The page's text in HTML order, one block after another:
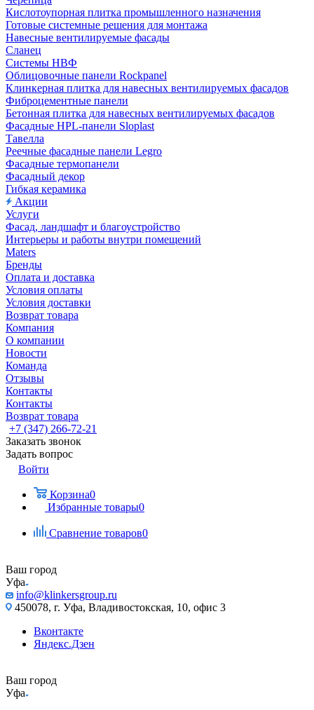
Кислотоупорная плитка промышленного назначения
Готовые системные решения для монтажа
Навесные вентилируемые фасады
Сланец
Системы НВФ
Облицовочные панели Rockpanel
Клинкерная плитка для навесных вентилируемых фасадов
Фиброцементные панели
Бетонная плитка для навесных вентилируемых фасадов
Фасадные HPL-панели Sloplast
Тавелла
Реечные фасадные панели Legro
Фасадные термопанели
Фасадный декор
Гибкая керамика
Акции
Услуги
Фасад, ландшафт и благоустройство
Интерьеры и работы внутри помещений
Maters
Бренды
Оплата и доставка
Условия оплаты
Условия доставки
Возврат товара
Компания
О компании
Новости
Команда
Отзывы
Контакты
Контакты
Возврат товара
+7 (347) 266-72-21
Заказать звонок
Задать вопрос
Войти
Корзина0
Избранные товары0
Сравнение товаров0
Ваш город
Уфа
info@klinkersgroup.ru
450078, г. Уфа, Владивостокская, 10, офис 3
Вконтакте
Яндекс.Дзен
Ваш город
Уфа